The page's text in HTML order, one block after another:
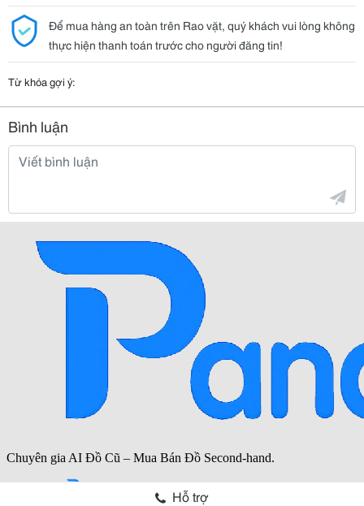
Để mua hàng an toàn trên Rao vặt, quý khách vui lòng không
thực hiện thanh toán trước cho người đăng tin!
Từ khóa gợi ý:
Bình luận
Hỗ trợ